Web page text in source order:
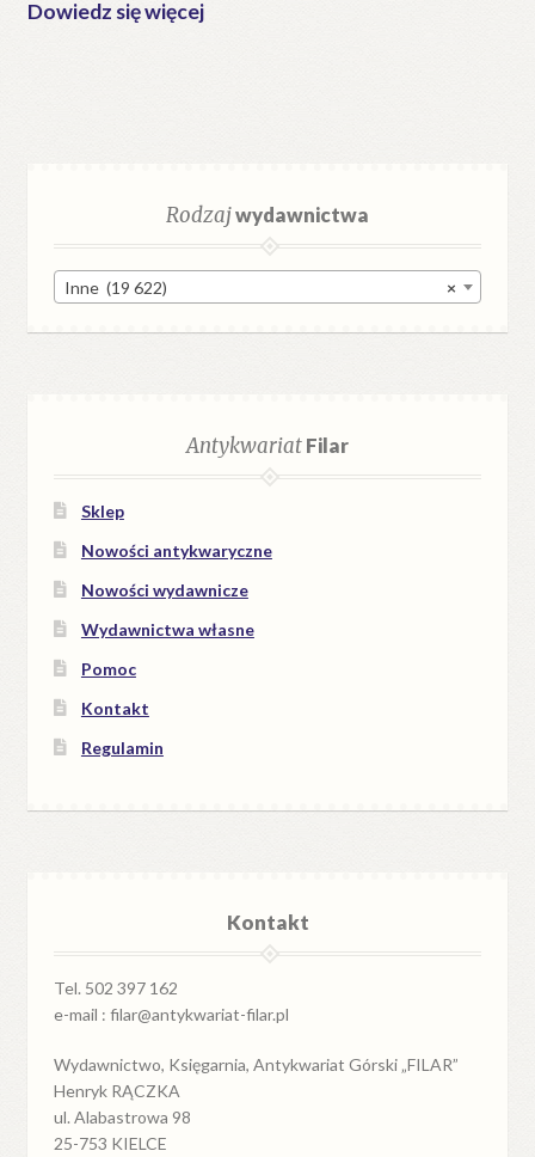
Dowiedz się więcej
Rodzajwydawnictwa
×
Inne (19 622)
AntykwariatFilar
Sklep
Nowości antykwaryczne
Nowości wydawnicze
Wydawnictwa własne
Pomoc
Kontakt
Regulamin
Kontakt
Tel. 502 397 162
e-mail : filar@antykwariat-filar.pl
Wydawnictwo, Księgarnia, Antykwariat Górski „FILAR”
Henryk RĄCZKA
ul. Alabastrowa 98
25-753 KIELCE